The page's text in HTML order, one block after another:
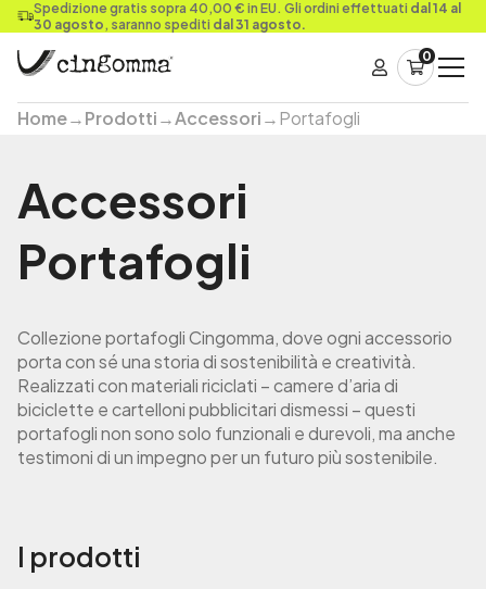
Spedizione gratis sopra 40,00 € in EU. Gli ordini effettuati dal 14 al
30 agosto, saranno spediti dal 31 agosto.
0
Home→Prodotti→Accessori→Portafogli
Accessori
Portafogli
Collezione portafogli Cingomma, dove ogni accessorio
porta con sé una storia di sostenibilità e creatività.
Realizzati con materiali riciclati – camere d’aria di
biciclette e cartelloni pubblicitari dismessi – questi
portafogli non sono solo funzionali e durevoli, ma anche
testimoni di un impegno per un futuro più sostenibile.
I prodotti